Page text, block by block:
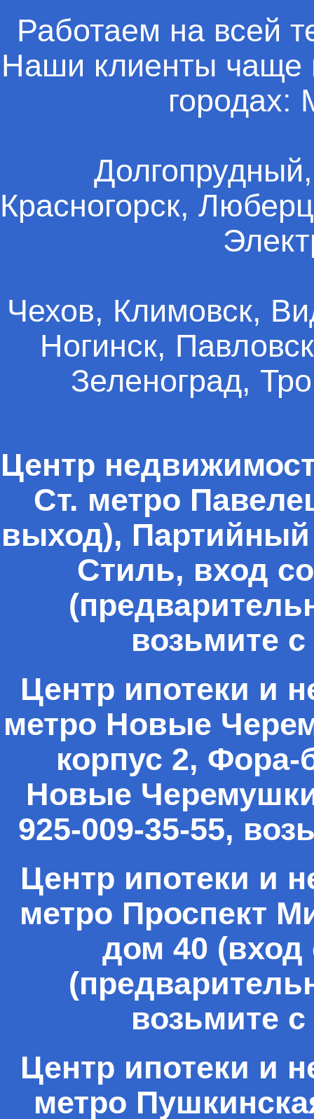
Работаем на всей
Наши клиенты чаще
Красногорск,
Чехов, Климовск,
Ногинск,
Зеленоград,
Центр
Ст. метро
выход),
Стиль, вход
возьмите
Центр ипотеки и
метро Новые
корпус 2,
Новые
925-009-35-55,
Центр ипотеки и
метро Проспект
дом 40 (вход
возьмите
Центр ипотеки и
метро